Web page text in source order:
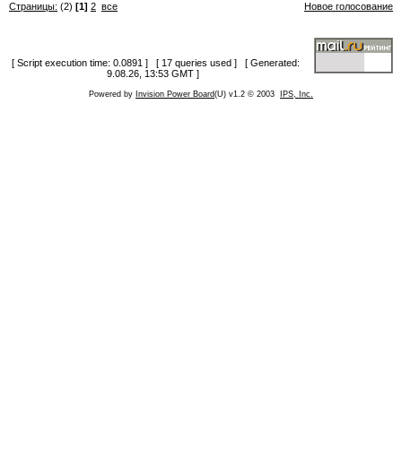
Страницы: (2) [1] 2 все Новое голосование
[ Script execution time: 0.0891 ] [ 17 queries used ] [ Generated:
9.08.26, 13:53 GMT ]
Powered by Invision Power Board(U) v1.2 © 2003 IPS, Inc.